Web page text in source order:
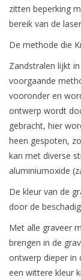
zitten beperking
bereik van de
De methode die
Zandstralen lijkt
voorgaande
vooronder en
ontwerp wordt
gebracht, hier
heen gespoten,
kan met diverse
aluminiumoxide
De kleur van de
door de
Met alle graveer
brengen in de
ontwerp dieper in
een wittere kleur